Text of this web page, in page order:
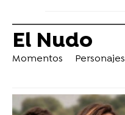
El Nudo
Momentos Personajes